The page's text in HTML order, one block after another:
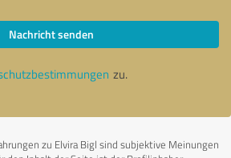
Nachricht senden
zu.
zu Elvira Bigl sind subjektive Meinungen